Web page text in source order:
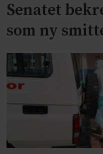
Senatet
som ny